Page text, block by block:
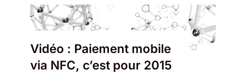
Vidéo : Paiement mobile
via NFC, c’est pour 2015